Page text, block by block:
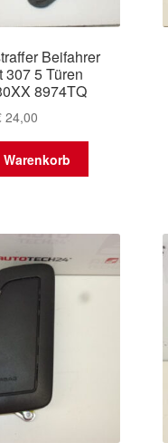
Beifahrer
307 5 Türen
8974TQ
24,00